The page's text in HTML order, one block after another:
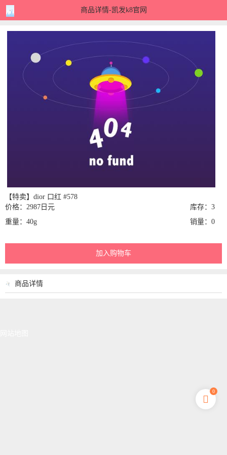
商品详情-凯发k8官网
【特卖】dior 口红 #578
价格：2987日元
库存：3
重量：40g
销量：0
加入购物车
商品详情
0